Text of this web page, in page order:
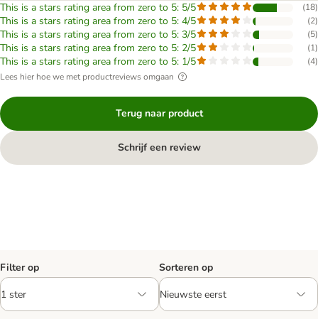
This is a stars rating area from zero to 5: 5/5 (18)
This is a stars rating area from zero to 5: 4/5 (2)
This is a stars rating area from zero to 5: 3/5 (5)
This is a stars rating area from zero to 5: 2/5 (1)
This is a stars rating area from zero to 5: 1/5 (4)
Lees hier hoe we met productreviews omgaan
Terug naar product
Schrijf een review
Filter op Sorteren op